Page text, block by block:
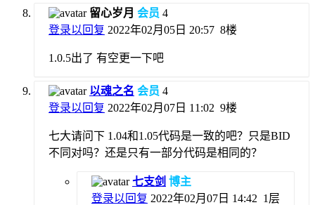
留心岁月 会员 4
登录以回复 2022年02月05日 20:57 8楼
1.0.5出了 有空更一下吧
以魂之名 会员 4
登录以回复 2022年02月07日 11:02 9楼
七大请问下 1.04和1.05代码是一致的吧？只是BID
不同对吗？还是只有一部分代码是相同的？
七支剑 博主
登录以回复 2022年02月07日 14:42 1层